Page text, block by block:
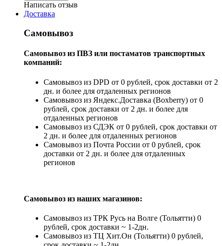
Написать отзыв
Доставка
Самовывоз
Самовывоз из ПВЗ или постаматов транспортных
компаний:
Самовывоз из DPD от 0 рублей, срок доставки от 2
дн. и более для отдаленных регионов
Самовывоз из Яндекс.Доставка (Boxberry) от 0
рублей, срок доставки от 2 дн. и более для
отдаленных регионов
Самовывоз из СДЭК от 0 рублей, срок доставки от
2 дн. и более для отдаленных регионов
Самовывоз из Почта России от 0 рублей, срок
доставки от 2 дн. и более для отдаленных
регионов
Самовывоз из наших магазинов:
Самовывоз из ТРК Русь на Волге (Тольятти) 0
рублей, срок доставки ~ 1-2дн.
Самовывоз из ТЦ Хит.Он (Тольятти) 0 рублей,